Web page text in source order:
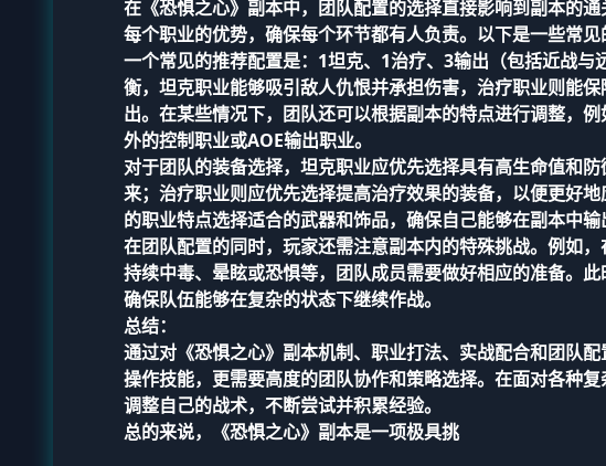
在《恐惧之心》副本中，团队配置的选择直接影响到副本的
每个职业的优势，确保每个环节都有人负责。以下是一些常见
一个常见的推荐配置是：1坦克、1治疗、3输出（包括近战
衡，坦克职业能够吸引敌人仇恨并承担伤害，治疗职业则能
出。在某些情况下，团队还可以根据副本的特点进行调整，
外的控制职业或AOE输出职业。
对于团队的装备选择，坦克职业应优先选择具有高生命值和
来；治疗职业则应优先选择提高治疗效果的装备，以便更好
的职业特点选择适合的武器和饰品，确保自己能够在副本中输
在团队配置的同时，玩家还需注意副本内的特殊挑战。例如
持续中毒、晕眩或恐惧等，团队成员需要做好相应的准备。
确保队伍能够在复杂的状态下继续作战。
总结：
通过对《恐惧之心》副本机制、职业打法、实战配合和团队
操作技能，更需要高度的团队协作和策略选择。在面对各种
调整自己的战术，不断尝试并积累经验。
总的来说，《恐惧之心》副本是一项极具挑